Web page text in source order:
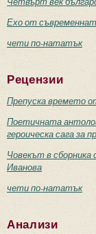
Ехо от
чети по-нататък
Рецензии
Препуска времето
Поетичната
героическа сага за
Човекът в
Иванова
чети по-нататък
Анализи